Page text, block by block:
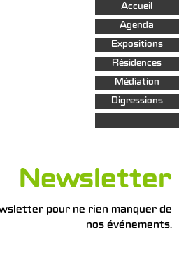
Aller au
contenu
principal
Accueil
Agenda
Expositions
Résidences
Médiation
Digressions
Newsletter
pour ne rien manquer de
nos événements.